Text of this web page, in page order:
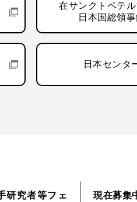
在サンクトペテル
日本国総領
日本センタ
研究者等フェ
現在募集